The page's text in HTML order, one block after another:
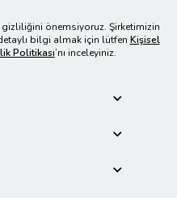
önemsiyoruz. Şirketimizin
bilgi almak için lütfen Kişisel
Politikası’nı inceleyiniz.